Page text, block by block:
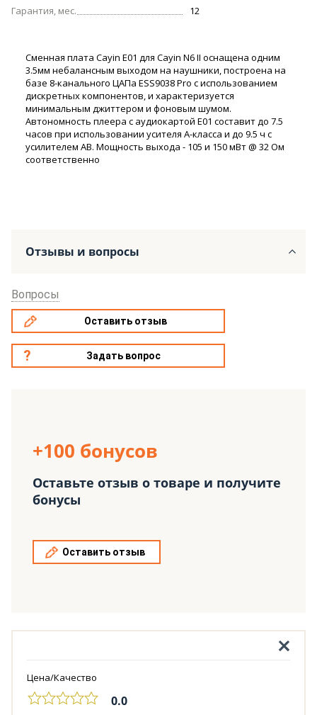
Гарантия, мес.
12
Сменная плата Cayin E01 для Cayin N6 II оснащена одним
3.5мм небалансным выходом на наушники, построена на
базе 8-канального ЦАПа ESS9038 Pro с использованием
дискретных компонентов, и характеризуется
минимальным джиттером и фоновым шумом.
Автономность плеера с аудиокартой E01 составит до 7.5
часов при использовании усителя А-класса и до 9.5 ч с
усилителем AB. Мощность выхода - 105 и 150 мВт @ 32 Ом
соответственно
Отзывы и вопросы
Вопросы
Оставить отзыв
Задать вопрос
+100 бонусов
Оставьте отзыв о товаре и получите
бонусы
Оставить отзыв
Цена/Качество
0.0